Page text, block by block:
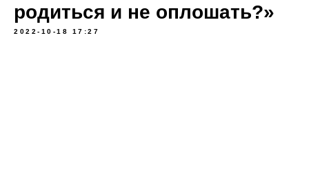
родиться и не оплошать?»
2022-10-18 17:27